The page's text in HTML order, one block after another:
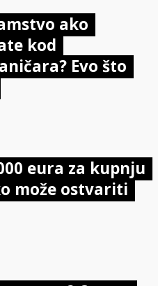
ako
kod
Evo što
eura za kupnju
može ostvariti